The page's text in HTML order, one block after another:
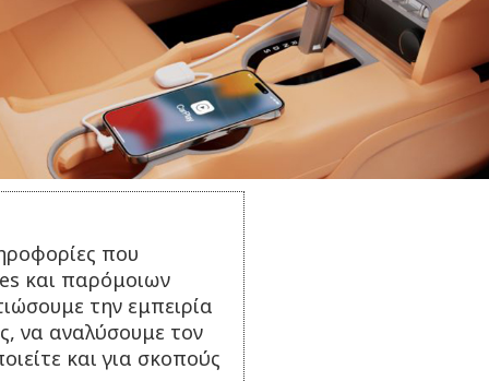
Διάσταση: 1.0 m
Βάρος: 40 gr
Συσκευασία: Eco Blister
που
και παρόμοιων
την εμπειρία
να αναλύσουμε τον
και για σκοπούς